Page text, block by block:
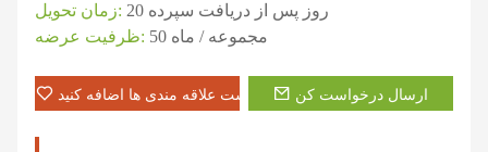
زمان تحویل:
20 روز پس از دریافت سپرده
ظرفیت عرضه:
50 مجموعه / ماه
به لیست علاقه مندی ها اضافه کنید ارسال درخواست کن